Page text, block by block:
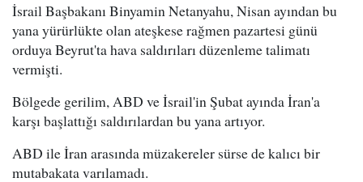
İsrail Başbakanı Binyamin Netanyahu, Nisan ayından bu
yana yürürlükte olan ateşkese rağmen pazartesi günü
orduya Beyrut'ta hava saldırıları düzenleme talimatı
vermişti.
Bölgede gerilim, ABD ve İsrail'in Şubat ayında İran'a
karşı başlattığı saldırılardan bu yana artıyor.
ABD ile İran arasında müzakereler sürse de kalıcı bir
mutabakata varılamadı.